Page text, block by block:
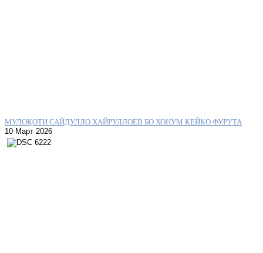
МУЛОҚОТИ САЙДУЛЛО ХАЙРУЛЛОЕВ БО ХОНУМ КЕЙКО ФУРУТА
10 Март 2026